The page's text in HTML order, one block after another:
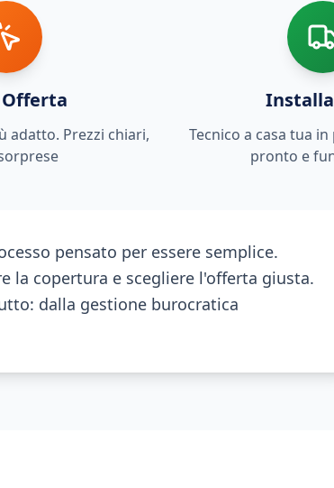
Offerta
adatto. Prezzi chiari,
Tecnico a casa tua
pronto e
pensato per essere semplice.
la copertura e scegliere l'offerta giusta.
dalla gestione burocratica